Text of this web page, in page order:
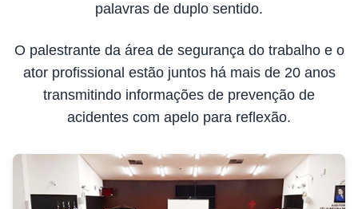
palavras de duplo sentido.
O palestrante da área de segurança do trabalho e o
ator profissional estão juntos há mais de 20 anos
transmitindo informações de prevenção de
acidentes com apelo para reflexão.